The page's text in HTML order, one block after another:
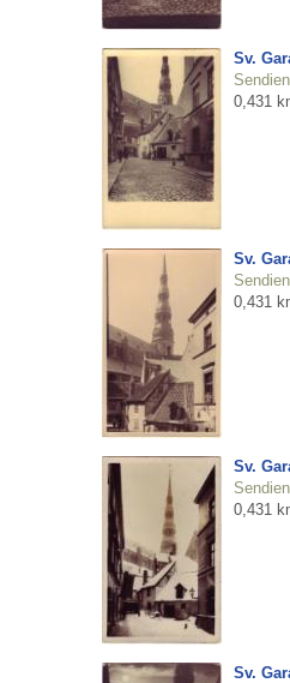
Sv.
0,431
Sv.
0,431
Sv.
0,431
Sv.